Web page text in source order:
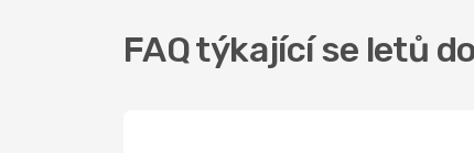
FAQ týkající se letů